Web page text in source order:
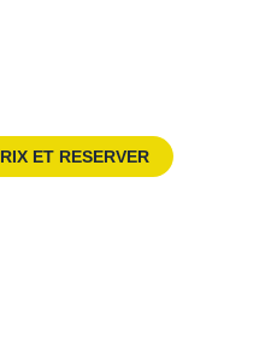
ET RESERVER